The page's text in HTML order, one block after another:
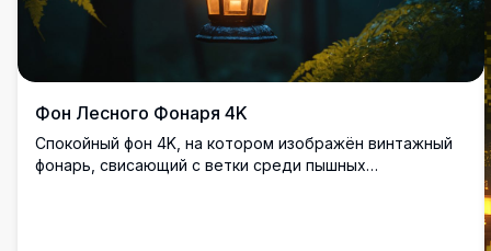
Фон Лесного Фонаря 4K
Спокойный фон 4K, на котором изображён винтажный
фонарь, свисающий с ветки среди пышных